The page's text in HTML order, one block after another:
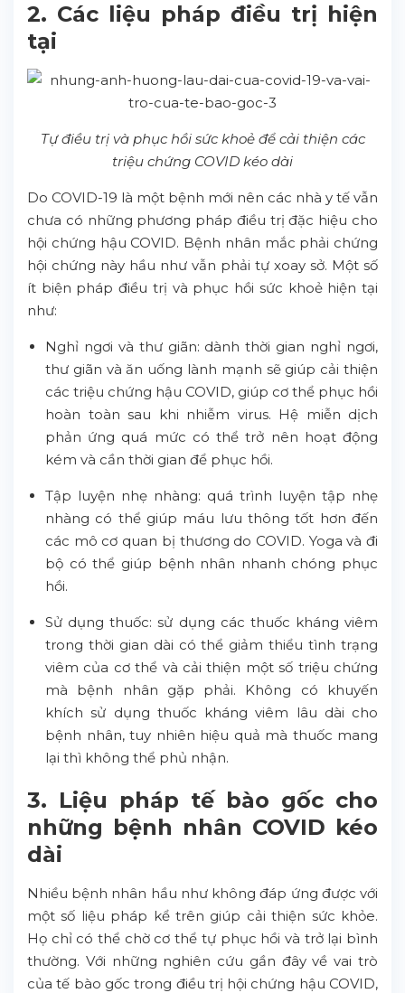
2. Các liệu pháp điều trị hiện
tại
Tự điều trị và phục hồi sức khoẻ để cải thiện các
triệu chứng COVID kéo dài
Do COVID-19 là một bệnh mới nên các nhà y tế vẫn
chưa có những phương pháp điều trị đặc hiệu cho
hội chứng hậu COVID. Bệnh nhân mắc phải chứng
hội chứng này hầu như vẫn phải tự xoay sở. Một số
ít biện pháp điều trị và phục hồi sức khoẻ hiện tại
như:
Nghỉ ngơi và thư giãn: dành thời gian nghỉ ngơi,
thư giãn và ăn uống lành mạnh sẽ giúp cải thiện
các triệu chứng hậu COVID, giúp cơ thể phục hồi
hoàn toàn sau khi nhiễm virus. Hệ miễn dịch
phản ứng quá mức có thể trở nên hoạt động
kém và cần thời gian để phục hồi.
Tập luyện nhẹ nhàng: quá trình luyện tập nhẹ
nhàng có thể giúp máu lưu thông tốt hơn đến
các mô cơ quan bị thương do COVID. Yoga và đi
bộ có thể giúp bệnh nhân nhanh chóng phục
hồi.
Sử dụng thuốc: sử dụng các thuốc kháng viêm
trong thời gian dài có thể giảm thiểu tình trạng
viêm của cơ thể và cải thiện một số triệu chứng
mà bệnh nhân gặp phải. Không có khuyến
khích sử dụng thuốc kháng viêm lâu dài cho
bệnh nhân, tuy nhiên hiệu quả mà thuốc mang
lại thì không thể phủ nhận.
3. Liệu pháp tế bào gốc cho
những bệnh nhân COVID kéo
dài
Nhiều bệnh nhân hầu như không đáp ứng được với
một số liệu pháp kể trên giúp cải thiện sức khỏe.
Họ chỉ có thể chờ cơ thể tự phục hồi và trở lại bình
thường. Với những nghiên cứu gần đây về vai trò
của tế bào gốc trong điều trị hội chứng hậu COVID,